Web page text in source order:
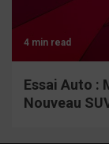
4 min read
Essai Auto :
Nouveau